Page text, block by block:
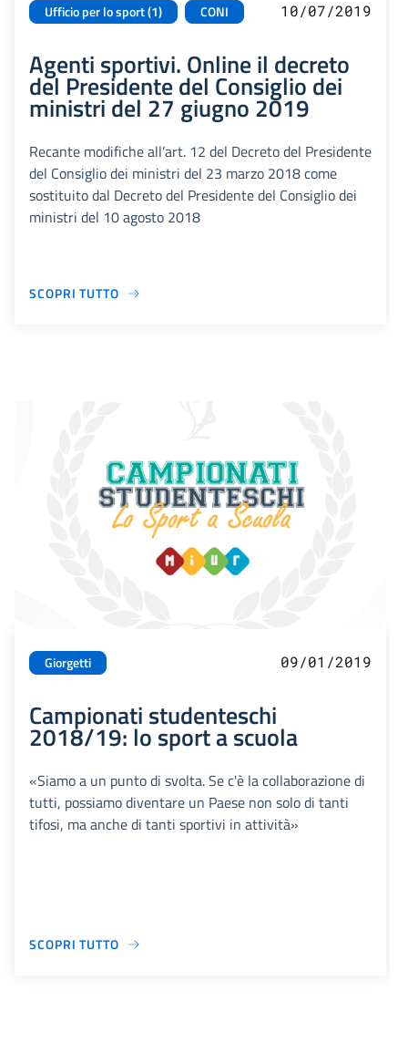
Ufficio per lo sport (1) CONI 10/07/2019
Agenti sportivi. Online il decreto
del Presidente del Consiglio dei
ministri del 27 giugno 2019
Recante modifiche all’art. 12 del Decreto del Presidente
del Consiglio dei ministri del 23 marzo 2018 come
sostituito dal Decreto del Presidente del Consiglio dei
ministri del 10 agosto 2018
SCOPRI TUTTO
Giorgetti 09/01/2019
Campionati studenteschi
2018/19: lo sport a scuola
«Siamo a un punto di svolta. Se c'è la collaborazione di
tutti, possiamo diventare un Paese non solo di tanti
tifosi, ma anche di tanti sportivi in attività»
SCOPRI TUTTO